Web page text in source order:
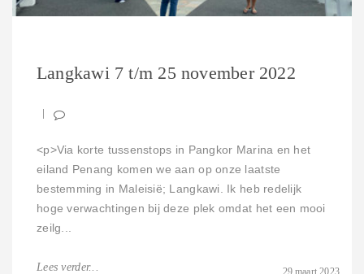
Langkawi 7 t/m 25 november 2022
<p>Via korte tussenstops in Pangkor Marina en het
eiland Penang komen we aan op onze laatste
bestemming in Maleisië; Langkawi. Ik heb redelijk
hoge verwachtingen bij deze plek omdat het een mooi
zeilg...
Lees verder...